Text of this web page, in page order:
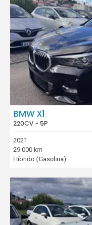
BMW X1
220CV - 5P
2021
29.000 km
Híbrido (Gasolina)